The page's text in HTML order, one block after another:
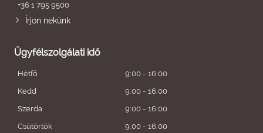
+36 1 795 9500
Írjon nekünk
Ügyfélszolgálati idő
Hétfő
9:00 - 16:00
Kedd
9:00 - 16:00
Szerda
9:00 - 16:00
Csütörtök
9:00 - 16:00